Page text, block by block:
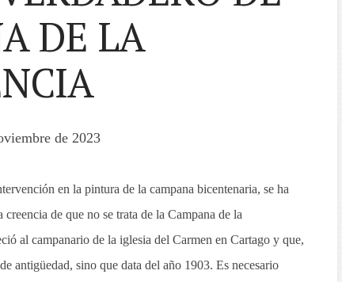
DE LA
de 2023
en la pintura de la campana bicentenaria, se ha
de que no se trata de la Campana de la
al campanario de la iglesia del Carmen en Cartago y que,
antigüedad, sino que data del año 1903. Es necesario